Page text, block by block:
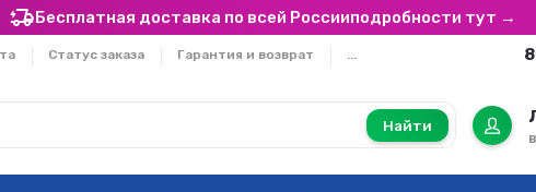
Бесплатная доставка по всей Россииподробности тут →
Статус заказа Гарантия и возврат ...
Найти